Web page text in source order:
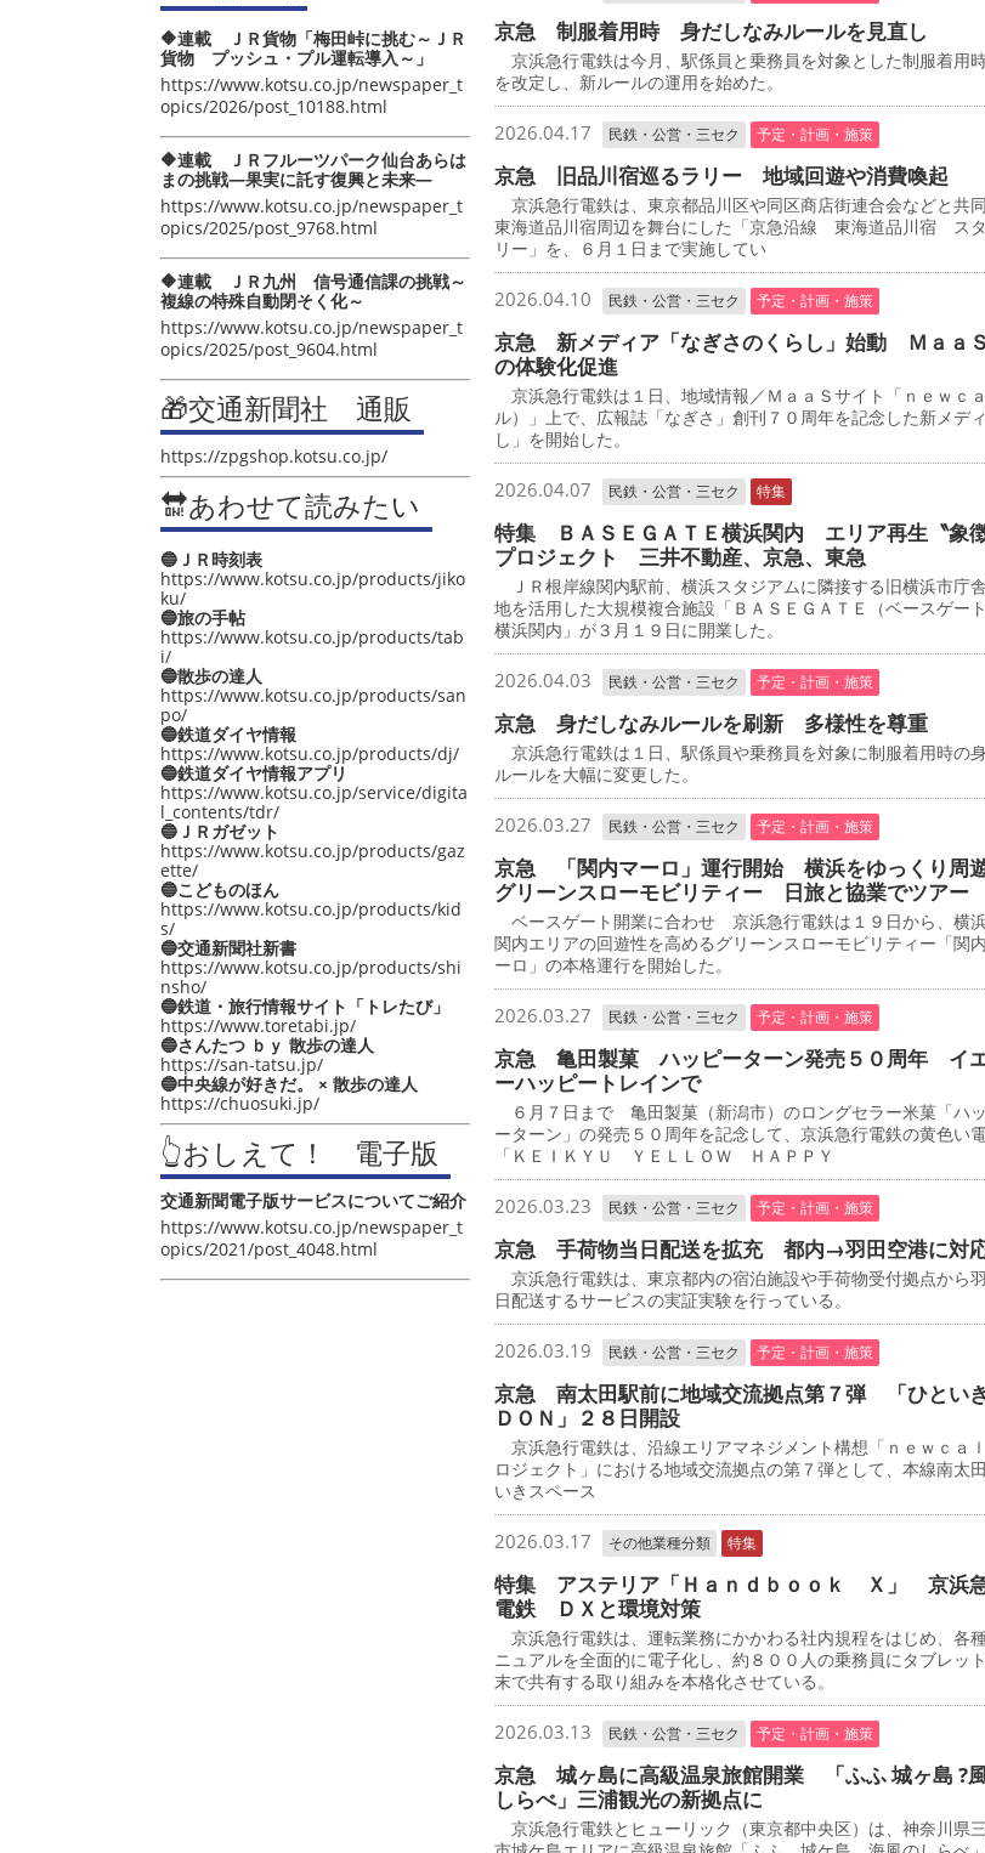
🔶連載 ＪＲ貨物「梅田峠に挑む～ＪＲ
貨物 プッシュ・プル運転導入～」
https://www.kotsu.co.jp/newspaper_t
opics/2026/post_10188.html
🔶連載 ＪＲフルーツパーク仙台あらは
まの挑戦―果実に託す復興と未来―
https://www.kotsu.co.jp/newspaper_t
opics/2025/post_9768.html
🔶連載 ＪＲ九州 信号通信課の挑戦～
複線の特殊自動閉そく化～
https://www.kotsu.co.jp/newspaper_t
opics/2025/post_9604.html
🎁交通新聞社 通販
https://zpgshop.kotsu.co.jp/
🔛あわせて読みたい
🔵ＪＲ時刻表
https://www.kotsu.co.jp/products/jiko
ku/
🔵旅の手帖
https://www.kotsu.co.jp/products/tab
i/
🔵散歩の達人
https://www.kotsu.co.jp/products/san
po/
🔵鉄道ダイヤ情報
https://www.kotsu.co.jp/products/dj/
🔵鉄道ダイヤ情報アプリ
https://www.kotsu.co.jp/service/digita
l_contents/tdr/
🔵ＪＲガゼット
https://www.kotsu.co.jp/products/gaz
ette/
🔵こどものほん
https://www.kotsu.co.jp/products/kid
s/
🔵交通新聞社新書
https://www.kotsu.co.jp/products/shi
nsho/
🔵鉄道・旅行情報サイト「トレたび」
https://www.toretabi.jp/
🔵さんたつ ｂｙ 散歩の達人
https://san-tatsu.jp/
🔵中央線が好きだ。 × 散歩の達人
https://chuosuki.jp/
👆おしえて！ 電子版
交通新聞電子版サービスについてご紹介
https://www.kotsu.co.jp/newspaper_t
opics/2021/post_4048.html
京急 制服着用時 身だしなみルールを見直し
京浜急行電鉄は今月、駅係員と乗務員を対象とした制服着用
を改定し、新ルールの運用を始めた。
2026.04.17 民鉄・公営・三セク 予定・計画・施策
京急 旧品川宿巡るラリー 地域回遊や消費喚起
京浜急行電鉄は、東京都品川区や同区商店街連合会などと共
東海道品川宿周辺を舞台にした「京急沿線 東海道品川宿 ス
リー」を、６月１日まで実施してい
2026.04.10 民鉄・公営・三セク 予定・計画・施策
京急 新メディア「なぎさのくらし」始動 Ｍａａ
の体験化促進
京浜急行電鉄は１日、地域情報／ＭａａＳサイト「ｎｅｗｃ
ル）」上で、広報誌「なぎさ」創刊７０周年を記念した新メデ
し」を開始した。
2026.04.07 民鉄・公営・三セク 特集
特集 ＢＡＳＥＧＡＴＥ横浜関内 エリア再生〝象徴
プロジェクト 三井不動産、京急、東急
ＪＲ根岸線関内駅前、横浜スタジアムに隣接する旧横浜市庁
地を活用した大規模複合施設「ＢＡＳＥＧＡＴＥ（ベースゲート
横浜関内」が３月１９日に開業した。
2026.04.03 民鉄・公営・三セク 予定・計画・施策
京急 身だしなみルールを刷新 多様性を尊重
京浜急行電鉄は１日、駅係員や乗務員を対象に制服着用時の
ルールを大幅に変更した。
2026.03.27 民鉄・公営・三セク 予定・計画・施策
京急 「関内マーロ」運行開始 横浜をゆっくり周
グリーンスローモビリティー 日旅と協業でツアー
ベースゲート開業に合わせ 京浜急行電鉄は１９日から、横浜
関内エリアの回遊性を高めるグリーンスローモビリティー「関
ーロ」の本格運行を開始した。
2026.03.27 民鉄・公営・三セク 予定・計画・施策
京急 亀田製菓 ハッピーターン発売５０周年 イ
ーハッピートレインで
６月７日まで 亀田製菓（新潟市）のロングセラー米菓「ハ
ーターン」の発売５０周年を記念して、京浜急行電鉄の黄色い
「ＫＥＩＫＹＵ ＹＥＬＬＯＷ ＨＡＰＰＹ
2026.03.23 民鉄・公営・三セク 予定・計画・施策
京急 手荷物当日配送を拡充 都内→羽田空港に対
京浜急行電鉄は、東京都内の宿泊施設や手荷物受付拠点から
日配送するサービスの実証実験を行っている。
2026.03.19 民鉄・公営・三セク 予定・計画・施策
京急 南太田駅前に地域交流拠点第７弾 「ひとい
ＤＯＮ」２８日開設
京浜急行電鉄は、沿線エリアマネジメント構想「ｎｅｗｃａ
ロジェクト」における地域交流拠点の第７弾として、本線南太
いきスペース
2026.03.17 その他業種分類 特集
特集 アステリア「Ｈａｎｄｂｏｏｋ Ｘ」 京浜
電鉄 ＤＸと環境対策
京浜急行電鉄は、運転業務にかかわる社内規程をはじめ、各
ニュアルを全面的に電子化し、約８００人の乗務員にタブレッ
末で共有する取り組みを本格化させている。
2026.03.13 民鉄・公営・三セク 予定・計画・施策
京急 城ヶ島に高級温泉旅館開業 「ふふ 城ヶ島 ?
しらべ」三浦観光の新拠点に
京浜急行電鉄とヒューリック（東京都中央区）は、神奈川県